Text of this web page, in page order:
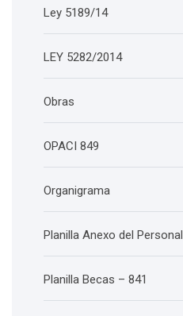
Ley 5189/14
LEY 5282/2014
Obras
OPACI 849
Organigrama
Planilla Anexo del Personal
Planilla Becas – 841